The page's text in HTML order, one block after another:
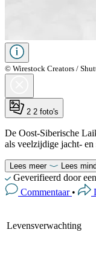
© Wirestock Creators /
2 2 foto's
De Oost-Siberische
als veelzijdige jacht- en
Lees meer Lees
Geverifieerd door
Commentaar •
Levensverwachting